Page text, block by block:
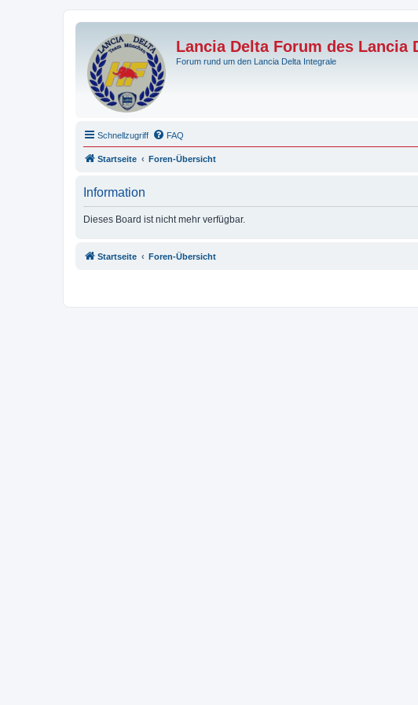
Lancia Delta Forum des Lancia
Forum rund um den Lancia Delta Integrale
Schnellzugriff FAQ
Startseite Foren-Übersicht
Information
Dieses Board ist nicht mehr verfügbar.
Startseite Foren-Übersicht